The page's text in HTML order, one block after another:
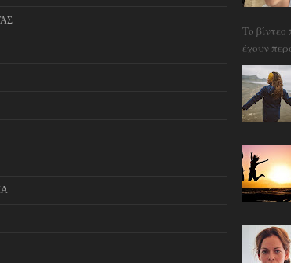
Το βίντεο
έχουν
άλλαξε